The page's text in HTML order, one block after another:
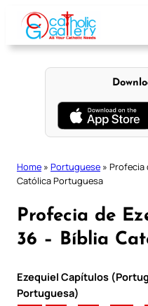
content
Home » Portuguese » Profecia
Católica Portuguesa
Profecia de
36 – Bíblia
Ezequiel Capítulos
Portuguesa)